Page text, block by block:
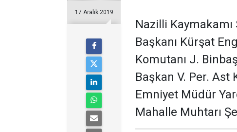
17 Aralık 2019
Nazilli Kaymakamı
Başkanı Kürşat
Komutanı J.
Başkan V. Per. Ast
Emniyet Müdür
Mahalle Muhtarı